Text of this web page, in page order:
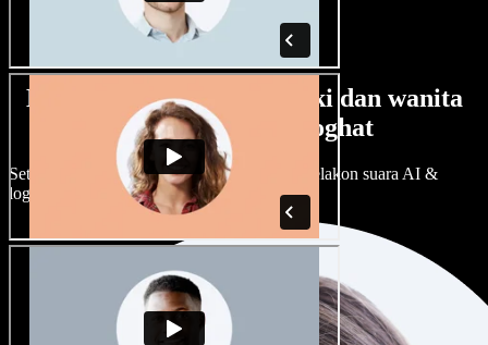
Banyak pilihan suara lelaki dan wanita
dengan pelbagai loghat
Setiap projek boleh jadi unik. Pilih ratusan pelakon suara AI &
loghat, laraskan ikut cita rasa anda.